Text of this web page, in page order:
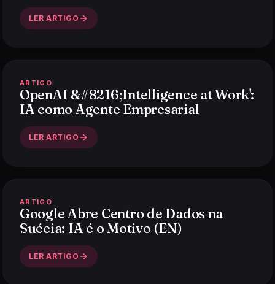
LER ARTIGO
ARTIGO
OpenAI &#8216;Intelligence at Work':
IA como Agente Empresarial
LER ARTIGO
ARTIGO
Google Abre Centro de Dados na
Suécia: IA é o Motivo (EN)
LER ARTIGO